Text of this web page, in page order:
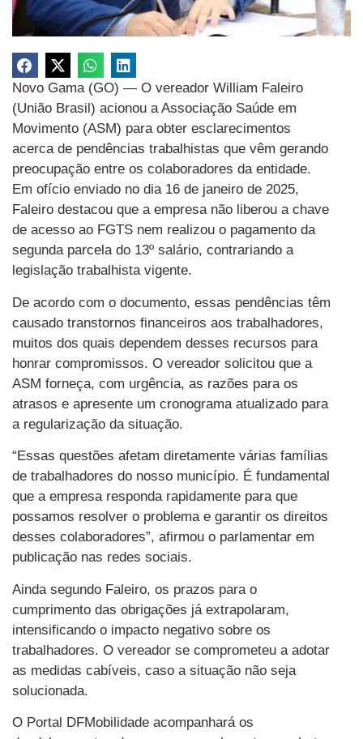
Novo Gama (GO) — O vereador William Faleiro
(União Brasil) acionou a Associação Saúde em
Movimento (ASM) para obter esclarecimentos
acerca de pendências trabalhistas que vêm gerando
preocupação entre os colaboradores da entidade.
Em ofício enviado no dia 16 de janeiro de 2025,
Faleiro destacou que a empresa não liberou a chave
de acesso ao FGTS nem realizou o pagamento da
segunda parcela do 13º salário, contrariando a
legislação trabalhista vigente.
De acordo com o documento, essas pendências têm
causado transtornos financeiros aos trabalhadores,
muitos dos quais dependem desses recursos para
honrar compromissos. O vereador solicitou que a
ASM forneça, com urgência, as razões para os
atrasos e apresente um cronograma atualizado para
a regularização da situação.
“Essas questões afetam diretamente várias famílias
de trabalhadores do nosso município. É fundamental
que a empresa responda rapidamente para que
possamos resolver o problema e garantir os direitos
desses colaboradores”, afirmou o parlamentar em
publicação nas redes sociais.
Ainda segundo Faleiro, os prazos para o
cumprimento das obrigações já extrapolaram,
intensificando o impacto negativo sobre os
trabalhadores. O vereador se comprometeu a adotar
as medidas cabíveis, caso a situação não seja
solucionada.
O Portal DFMobilidade acompanhará os